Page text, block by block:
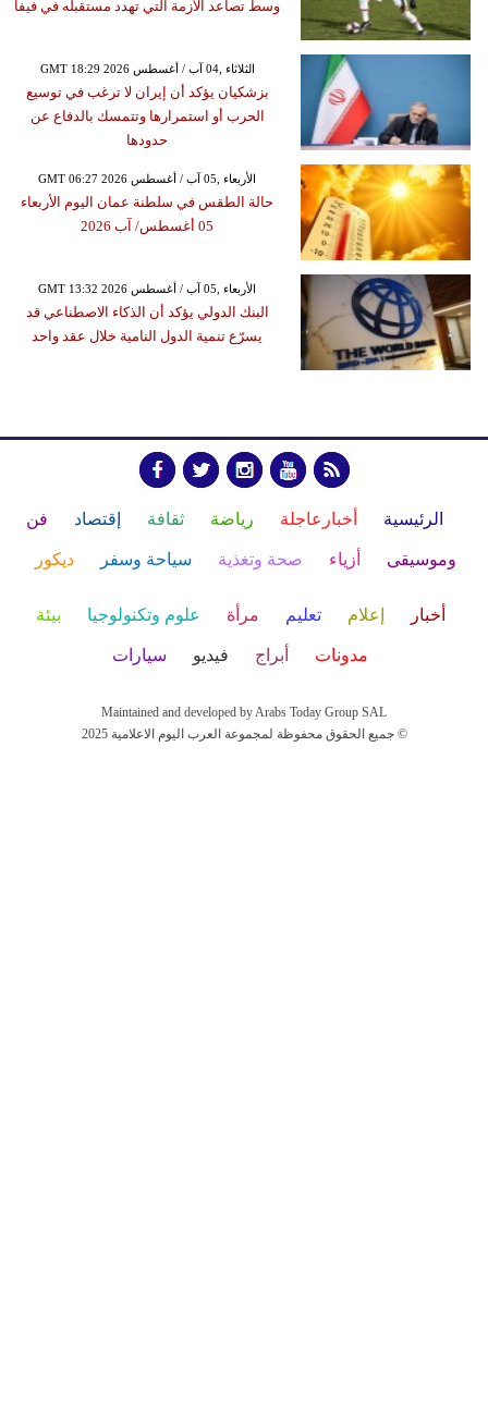
وسط تصاعد الأزمة التي تهدد مستقبله في فيفا
GMT 18:29 2026 الثلاثاء ,04 آب / أغسطس
بزشكيان يؤكد أن إيران لا ترغب في توسيع
الحرب أو استمرارها وتتمسك بالدفاع عن
حدودها
GMT 06:27 2026 الأربعاء ,05 آب / أغسطس
حالة الطقس في سلطنة عمان اليوم الأربعاء
05 أغسطس/ آب 2026
GMT 13:32 2026 الأربعاء ,05 آب / أغسطس
البنك الدولي يؤكد أن الذكاء الاصطناعي قد
يسرّع تنمية الدول النامية خلال عقد واحد
الرئيسية أخبارعاجلة رياضة ثقافة إقتصاد فن
وموسيقى أزياء صحة وتغذية سياحة وسفر ديكور
أخبار إعلام تعليم مرأة علوم وتكنولوجيا بيئة
مدونات أبراج فيديو سيارات
Maintained and developed by Arabs Today Group SAL
جميع الحقوق محفوظة لمجموعة العرب اليوم الاعلامية 2025 ©